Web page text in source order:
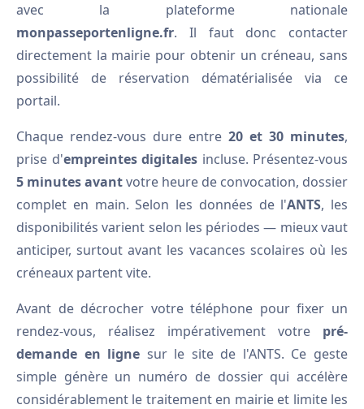
avec la plateforme nationale
monpasseportenligne.fr. Il faut donc contacter
directement la mairie pour obtenir un créneau, sans
possibilité de réservation dématérialisée via ce
portail.
Chaque rendez-vous dure entre 20 et 30 minutes,
prise d'empreintes digitales incluse. Présentez-vous
5 minutes avantvotre heure de convocation, dossier
complet en main. Selon les données de l'ANTS, les
disponibilités varient selon les périodes — mieux vaut
anticiper, surtout avant les vacances scolaires où les
créneaux partent vite.
Avant de décrocher votre téléphone pour fixer un
rendez-vous, réalisez impérativement votre pré-
demande en ligne sur le site de l'ANTS. Ce geste
simple génère un numéro de dossier qui accélère
considérablement le traitement en mairie et limite les